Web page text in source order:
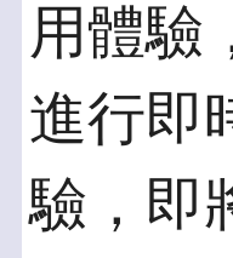
用體驗
進行即
驗，即